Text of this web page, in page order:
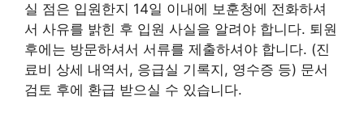
실 점은 입원한지 14일 이내에 보훈청에 전화하셔
서 사유를 밝힌 후 입원 사실을 알려야 합니다. 퇴원
후에는 방문하셔서 서류를 제출하셔야 합니다. (진
료비 상세 내역서, 응급실 기록지, 영수증 등) 문서
검토 후에 환급 받으실 수 있습니다.